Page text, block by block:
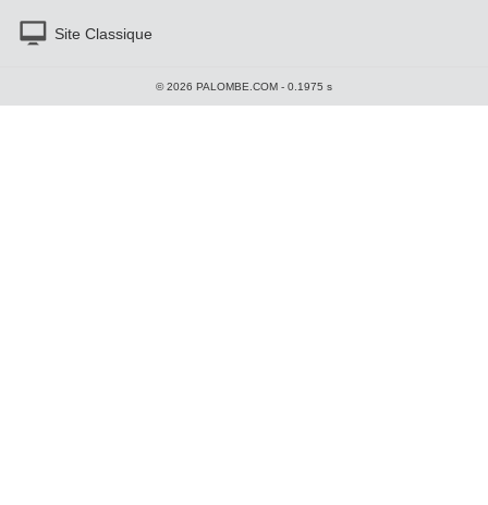
Site Classique
© 2026 PALOMBE.COM - 0.1975 s